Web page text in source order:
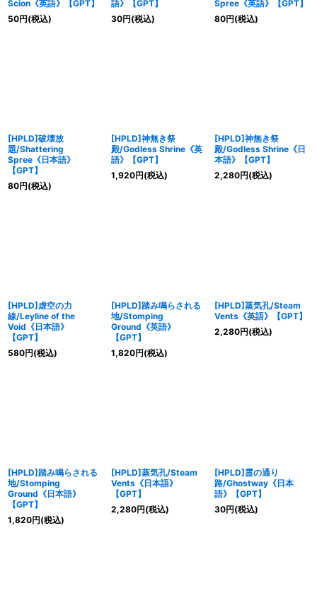
Scion《英語》【GPT】
50円(税込)
語》【GPT】
30円(税込)
Spree《英語》【GPT】
80円(税込)
[HPLD]破壊放
題/Shattering
Spree《日本語》
【GPT】
80円(税込)
[HPLD]神無き祭
殿/Godless Shrine《英
語》【GPT】
1,920円(税込)
[HPLD]神無き祭
殿/Godless Shrine《日
本語》【GPT】
2,280円(税込)
[HPLD]虚空の力
線/Leyline of the
Void《日本語》
【GPT】
580円(税込)
[HPLD]踏み鳴らされる
地/Stomping
Ground《英語》
【GPT】
1,820円(税込)
[HPLD]蒸気孔/Steam
Vents《英語》【GPT】
2,280円(税込)
[HPLD]踏み鳴らされる
地/Stomping
Ground《日本語》
【GPT】
1,820円(税込)
[HPLD]蒸気孔/Steam
Vents《日本語》
【GPT】
2,280円(税込)
[HPLD]霊の通り
路/Ghostway《日本
語》【GPT】
30円(税込)